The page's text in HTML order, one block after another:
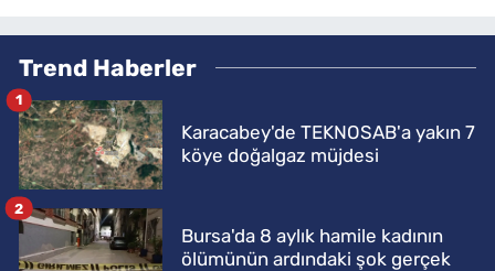
Trend Haberler
Karacabey'de TEKNOSAB'a yakın 7
köye doğalgaz müjdesi
1
Bursa'da 8 aylık hamile kadının
ölümünün ardındaki şok gerçek
2